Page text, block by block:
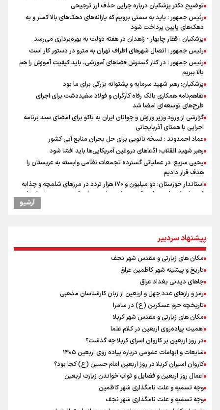
توضیح دکتر پزشکیان درباره چرایی حذف ارز ترجیحی
رئیس جمهور : باید به سمتی برویم که یارانه‌های دهک‌های بالا کمتر و به
دهک‌های پایین پرداخت شود
پزشکیان : قطار چابهار - زاهدان در هفته دولت به بهره‌برداری می‌رسد
رئیس جمهور : اتصال شهرهای اطراف تهران به مترو در دستور کار است
رئیس جمهور : در کنار گسترش فضاهای آموزشی، باید کیفیت آموزش را هم
بالا ببریم
پزشکیان: رهبر شهید سرمایه و پشتوانه بزرگی برای ما بود
تفاهم‌نامه همکاری بانک رفاه کارگران و فولاد سفیددشت برای اجرای
طرح‌های توسعه‌ای امضا شد
گزارشی از ورود وزیر ورزش و جوانان ایران به باکو برای امضای سند برنامه
اجرایی با همتای آذربایجانی
عماد احمدوند : نسخه نانویی برای حل بحران منابع آبی کشور
رهبر شهید انقلاب: ادّعاهای دروغین آمریکایی‌ها باید افشا شود
یحیی سریع: در عملیاتی گسترده تجمعات نظامی وابسته به عربستان را
هدف قرار دادیم
استاندار خوزستان: دو میلیون و ۱۷۰ هزار تردد در مرزهای شلمچه و چذابه
ثبت شد / برپایی هزار موکب در خوزستان و ۱۰۰ موکب در مسیر نجف تا
امیررضا غلامی، ملی پوش تکواندو : تمرکزم روی مسابقات پاکستان است نه
بازی های آسیایی
جابجایی مرکز ثقل اقتصاد جهان انجام شد/ فرصت طلایی برای اقتصاد
ایران +نمودار
رادین زینالی، ملی پوش تکواندو : قدم به قدم تلاش می کنم تا به طلای
المپیک برسم
ونس: ایرانی‌ها مذاکره‌کنندگان سرسختی هستند
کانادا دو مظنون تیراندازی در نزدیکی کنسولگری آمریکا را بازداشت کرد
اردوی تیم ملی تکواندو
در ادامه سیاست جوان‌گرایی در پرسپولیس؛ ستاره‌های امید به بزرگسالان
اضافه شدند
آرشیو
پیشنهاد سردبیر
مکان های زیارتی و مقدس شهر نجف
تاریخ و پیشینه شهر کاظمین عراق
جاهای دیدنی بغداد عراق
رمز و رازهای عدد چهل و اربعین از زبان کارشناسان مذهبی
تاریخچه حرم عسکرین (ع) در سامرا
مکان های زیارتی و مقدس شهر کربلا
اهمیت پیاده‌روی اربعین در کلام علما
در روز اربعین بر کاروان اسرای کربلا چه گذشت؟
شایعات و ابهامات عمومی درباره پیاده روی اربعین ۱۴۰۵
کاروان اسیران کربلا در روز اربعین امام حسین (ع) کجا بود؟
اعمال روز اربعین و فضایل و ثواب خواندن زیارت اربعین
وجه تسمیه و علت نامگذاری شهر کاظمین
وجه تسمیه و علت نامگذاری شهر نجف